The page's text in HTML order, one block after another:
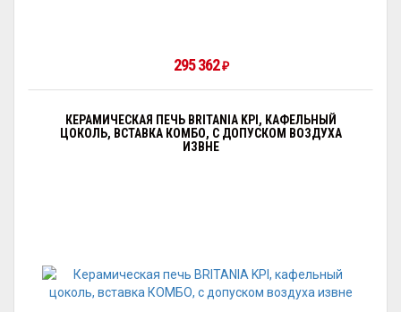
295 362₽
КЕРАМИЧЕСКАЯ ПЕЧЬ BRITANIA KPI, КАФЕЛЬНЫЙ
ЦОКОЛЬ, ВСТАВКА КОМБО, С ДОПУСКОМ ВОЗДУХА
ИЗВНЕ